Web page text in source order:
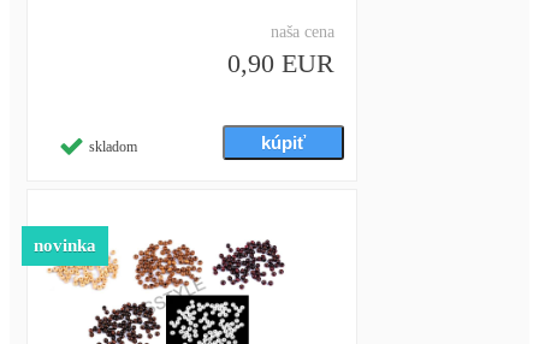
naša cena
0,90 EUR
skladom
novinka